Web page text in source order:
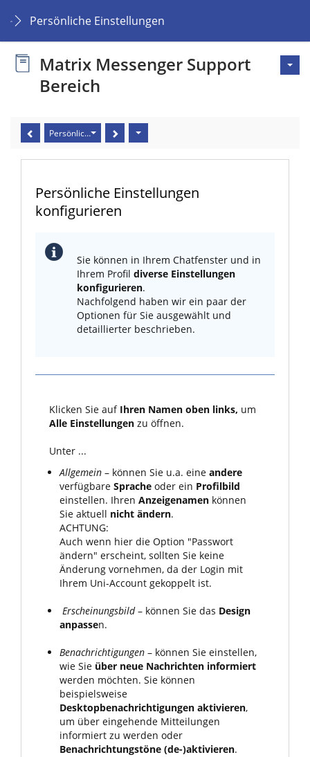
Persönliche Einstellungen
Matrix Messenger Support
Bereich
Persönliche Einstellungen konfigurieren
Persönliche Einstellungen
konfigurieren
Sie können in Ihrem Chatfenster und in
Ihrem Profil diverse Einstellungen
konfigurieren.
Nachfolgend haben wir ein paar der
Optionen für Sie ausgewählt und
detaillierter beschrieben.
Klicken Sie auf Ihren Namen oben links, um
Alle Einstellungen zu öffnen.
Unter ...
Allgemein – können Sie u.a. eine andere
verfügbare Sprache oder ein Profilbild
einstellen. Ihren Anzeigenamen können
Sie aktuell nicht ändern.
ACHTUNG:
Auch wenn hier die Option "Passwort
ändern" erscheint, sollten Sie keine
Änderung vornehmen, da der Login mit
Ihrem Uni-Account gekoppelt ist.
Erscheinungsbild– können Sie das Design
anpassen.
Benachrichtigungen – können Sie einstellen,
wie Sie über neue Nachrichten informiert
werden möchten. Sie können
beispielsweise
Desktopbenachrichtigungen aktivieren,
um über eingehende Mitteilungen
informiert zu werden oder
Benachrichtungstöne (de-)aktivieren.